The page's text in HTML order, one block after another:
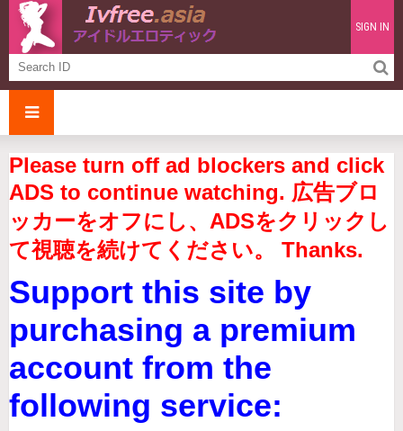
SIGN IN
Please turn off ad blockers and click
ADS to continue watching. 広告ブロ
ッカーをオフにし、ADSをクリックし
て視聴を続けてください。 Thanks.
Support this site by
purchasing a premium
account from the
following service: